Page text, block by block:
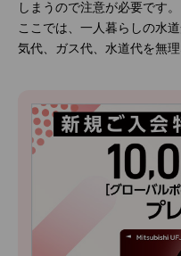
しまうので注意が必要です。
ここでは、一人暮らしの水
気代、ガス代、水道代を無